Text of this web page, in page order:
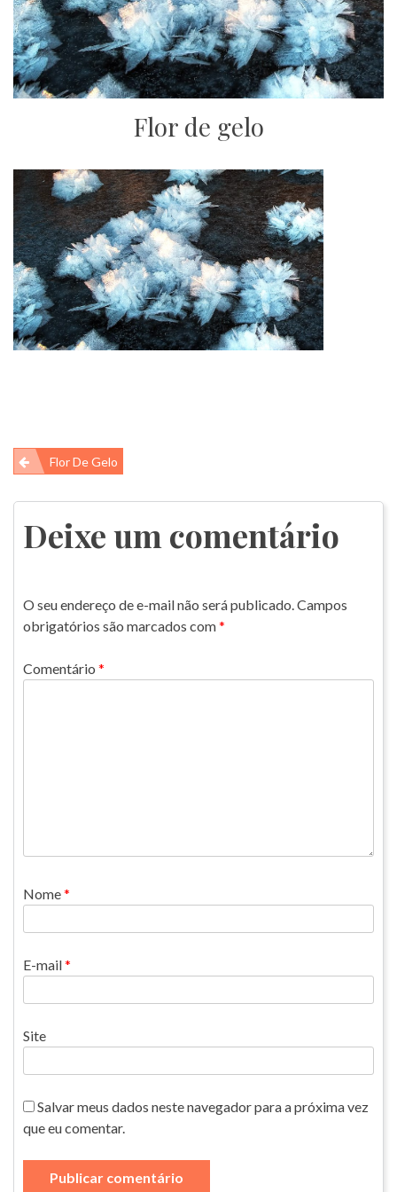
Flor de gelo
Navegação
de
Post
Flor De Gelo
Deixe um comentário
O seu endereço de e-mail não será publicado.Campos
obrigatórios são marcados com*
Comentário *
Nome*
E-mail*
Site
Salvar meus dados neste navegador para a próxima vez
que eu comentar.